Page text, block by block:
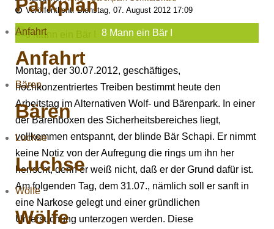
Parkplan
Anfahrt
Anfahrt
Bären
Bären
Luchse
Luchse
Wölfe
Wölfe
Veröffentlicht: Dienstag, 07. August 2012 17:09
8 Mann ein Bär I
Montag, der 30.07.2012, geschäftiges,
hochkonzentriertes Treiben bestimmt heute den
Arbeitstag im Alternativen Wolf- und Bärenpark. In einer
der Bärenboxen des Sicherheitsbereiches liegt,
vollkommen entspannt, der blinde Bär Schapi. Er nimmt
keine Notiz von der Aufregung die rings um ihn her
herrscht, denn er weiß nicht, daß er der Grund dafür ist.
Am folgenden Tag, dem 31.07., nämlich soll er sanft in
eine Narkose gelegt und einer gründlichen
Untersuchung unterzogen werden. Diese